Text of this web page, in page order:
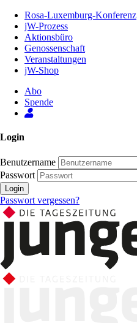
Inhalt
Seite
Rosa-Luxemburg-Konferenz
jW-Prozess
Aktionsbüro
Genossenschaft
Veranstaltungen
jW-Shop
Abo
Spende
Login
Benutzername
Passwort
Login
Passwort vergessen?